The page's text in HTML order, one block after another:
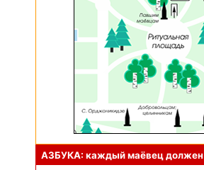
АЗБУКА: каждый маёвец должен